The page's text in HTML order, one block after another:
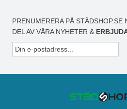
PRENUMERERA PÅ STÄDSHOP.SE
DEL AV VÅRA NYHETER &